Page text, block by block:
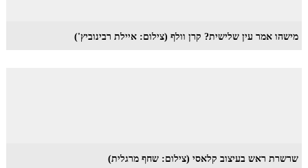
מישהו אמר עין שלישית? קרן וולף (צילום: איילת רבינוביץ')
שרשרת ראש בעיצוב קלאסי (צילום: שחף מרגלית)